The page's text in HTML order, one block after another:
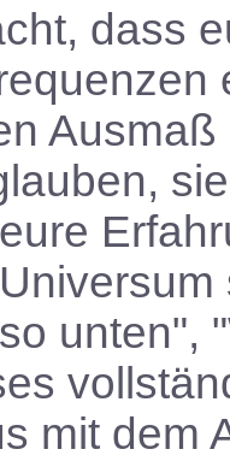
dass
unten",
mit dem